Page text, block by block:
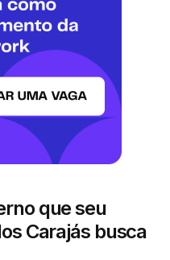
que seu
Carajás busca